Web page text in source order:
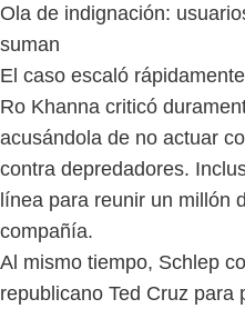
Ola de indignación:
suman
El caso escaló
Ro Khanna criticó
acusándola de no actuar
contra depredadores.
línea para reunir un millón
compañía.
Al mismo tiempo, Schlep
republicano Ted Cruz para